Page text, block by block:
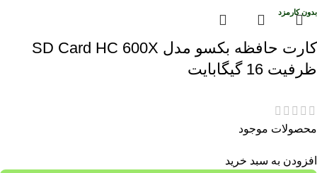
بدون کارمزد
کارت حافظه بکسو مدل SD Card HC 600X
ظرفیت 16 گیگابایت
محصولات موجود
افزودن به سبد خرید